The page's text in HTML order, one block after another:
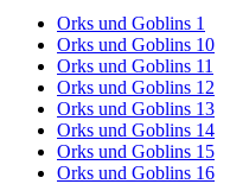
Orks und Goblins 1
Orks und Goblins 10
Orks und Goblins 11
Orks und Goblins 12
Orks und Goblins 13
Orks und Goblins 14
Orks und Goblins 15
Orks und Goblins 16